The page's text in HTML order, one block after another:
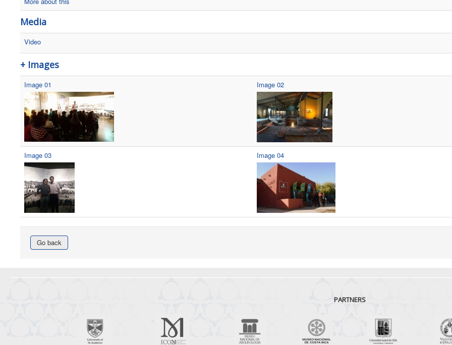
Media
Video
+ Images
Image 01 Image 02
Image 03 Image 04
Go back
PARTNERS